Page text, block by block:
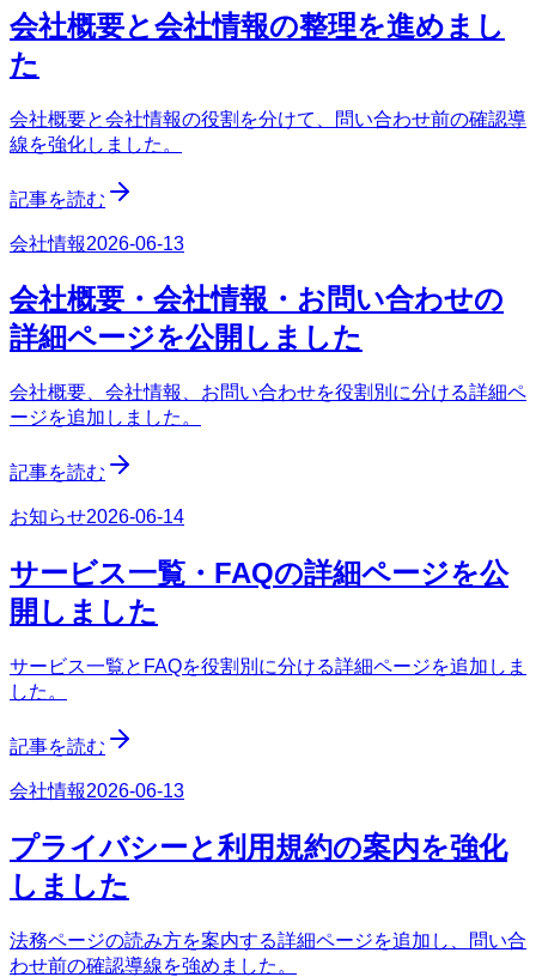
会社概要と会社情報の整理を進めまし
た
会社概要と会社情報の役割を分けて、問い合わせ前の確認導
線を強化しました。
記事を読む
会社情報2026-06-13
会社概要・会社情報・お問い合わせの
詳細ページを公開しました
会社概要、会社情報、お問い合わせを役割別に分ける詳細ペ
ージを追加しました。
記事を読む
お知らせ2026-06-14
サービス一覧・FAQの詳細ページを公
開しました
サービス一覧とFAQを役割別に分ける詳細ページを追加しま
した。
記事を読む
会社情報2026-06-13
プライバシーと利用規約の案内を強化
しました
法務ページの読み方を案内する詳細ページを追加し、問い合
わせ前の確認導線を強めました。